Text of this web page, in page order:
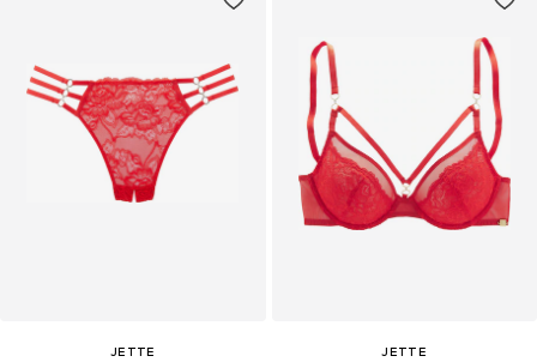
JETTE
JETTE